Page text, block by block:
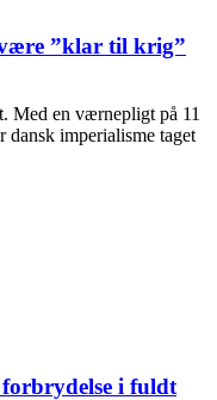
”klar til krig”
Med en værnepligt på 11
imperialisme taget
i fuldt